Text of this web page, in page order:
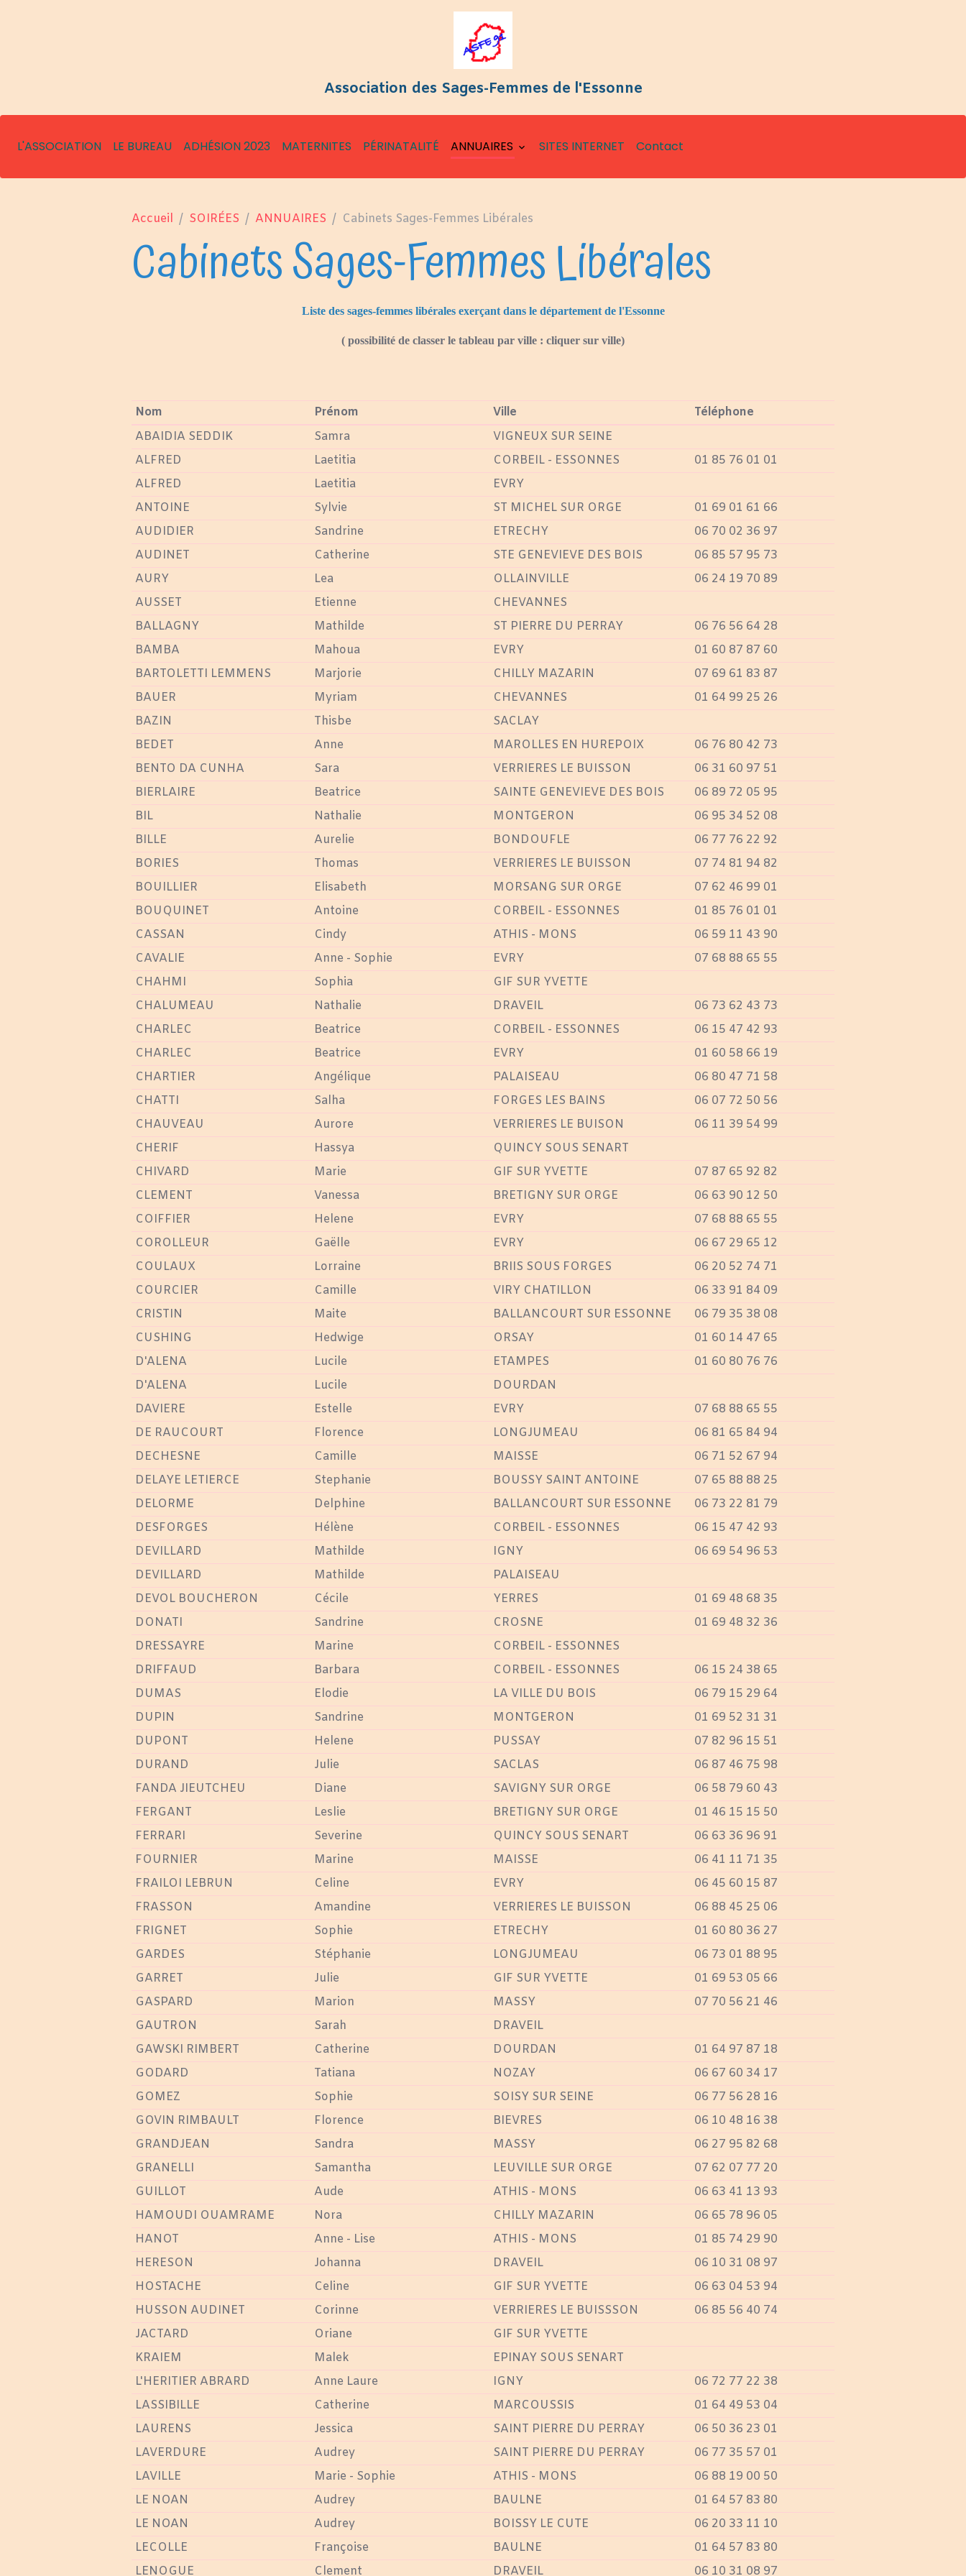
Association des Sages-Femmes de l'Essonne
L'ASSOCIATION LE BUREAU ADHÉSION 2023 MATERNITES PÉRINATALITÉ ANNUAIRES SITES INTERNET Contact
Accueil SOIRÉES ANNUAIRES Cabinets Sages-Femmes Libérales
Cabinets Sages-Femmes Libérales
Liste des sages-femmes libérales exerçant dans le département de l'Essonne
( possibilité de classer le tableau par ville : cliquer sur ville)
Nom Prénom Ville
Téléphone
ABAIDIA SEDDIK
Samra
VIGNEUX SUR SEINE
ALFRED
Laetitia CORBEIL - ESSONNES
01 85 76 01 01
ALFRED
Laetitia
EVRY
ANTOINE
Sylvie ST MICHEL SUR ORGE
01 69 01 61 66
AUDIDIER
Sandrine ETRECHY
06 70 02 36 97
AUDINET
Catherine STE GENEVIEVE DES BOIS
06 85 57 95 73
AURY
Lea OLLAINVILLE
06 24 19 70 89
AUSSET
Etienne
CHEVANNES
BALLAGNY
Mathilde ST PIERRE DU PERRAY
06 76 56 64 28
BAMBA
Mahoua EVRY
01 60 87 87 60
BARTOLETTI LEMMENS
Marjorie CHILLY MAZARIN
07 69 61 83 87
BAUER
Myriam CHEVANNES
01 64 99 25 26
BAZIN
Thisbe
SACLAY
BEDET
Anne MAROLLES EN HUREPOIX
06 76 80 42 73
BENTO DA CUNHA
Sara VERRIERES LE BUISSON
06 31 60 97 51
BIERLAIRE
Beatrice SAINTE GENEVIEVE DES BOIS
06 89 72 05 95
BIL
Nathalie MONTGERON
06 95 34 52 08
BILLE
Aurelie BONDOUFLE
06 77 76 22 92
BORIES
Thomas VERRIERES LE BUISSON
07 74 81 94 82
BOUILLIER
Elisabeth MORSANG SUR ORGE
07 62 46 99 01
BOUQUINET
Antoine CORBEIL - ESSONNES
01 85 76 01 01
CASSAN
Cindy ATHIS - MONS
06 59 11 43 90
CAVALIE
Anne - Sophie EVRY
07 68 88 65 55
CHAHMI
Sophia
GIF SUR YVETTE
CHALUMEAU
Nathalie DRAVEIL
06 73 62 43 73
CHARLEC
Beatrice CORBEIL - ESSONNES
06 15 47 42 93
CHARLEC
Beatrice EVRY
01 60 58 66 19
CHARTIER
Angélique PALAISEAU
06 80 47 71 58
CHATTI
Salha FORGES LES BAINS
06 07 72 50 56
CHAUVEAU
Aurore VERRIERES LE BUISON
06 11 39 54 99
CHERIF
Hassya
QUINCY SOUS SENART
CHIVARD
Marie GIF SUR YVETTE
07 87 65 92 82
CLEMENT
Vanessa BRETIGNY SUR ORGE
06 63 90 12 50
COIFFIER
Helene EVRY
07 68 88 65 55
COROLLEUR
Gaëlle EVRY
06 67 29 65 12
COULAUX
Lorraine BRIIS SOUS FORGES
06 20 52 74 71
COURCIER
Camille VIRY CHATILLON
06 33 91 84 09
CRISTIN
Maite BALLANCOURT SUR ESSONNE
06 79 35 38 08
CUSHING
Hedwige ORSAY
01 60 14 47 65
D'ALENA
Lucile ETAMPES
01 60 80 76 76
D'ALENA
Lucile
DOURDAN
DAVIERE
Estelle EVRY
07 68 88 65 55
DE RAUCOURT
Florence LONGJUMEAU
06 81 65 84 94
DECHESNE
Camille MAISSE
06 71 52 67 94
DELAYE LETIERCE
Stephanie BOUSSY SAINT ANTOINE
07 65 88 88 25
DELORME
Delphine BALLANCOURT SUR ESSONNE
06 73 22 81 79
DESFORGES
Hélène CORBEIL - ESSONNES
06 15 47 42 93
DEVILLARD
Mathilde IGNY
06 69 54 96 53
DEVILLARD
Mathilde
PALAISEAU
DEVOL BOUCHERON
Cécile YERRES
01 69 48 68 35
DONATI
Sandrine CROSNE
01 69 48 32 36
DRESSAYRE
Marine
CORBEIL - ESSONNES
DRIFFAUD
Barbara CORBEIL - ESSONNES
06 15 24 38 65
DUMAS
Elodie LA VILLE DU BOIS
06 79 15 29 64
DUPIN
Sandrine MONTGERON
01 69 52 31 31
DUPONT
Helene PUSSAY
07 82 96 15 51
DURAND
Julie SACLAS
06 87 46 75 98
FANDA JIEUTCHEU
Diane SAVIGNY SUR ORGE
06 58 79 60 43
FERGANT
Leslie BRETIGNY SUR ORGE
01 46 15 15 50
FERRARI
Severine QUINCY SOUS SENART
06 63 36 96 91
FOURNIER
Marine MAISSE
06 41 11 71 35
FRAILOI LEBRUN
Celine EVRY
06 45 60 15 87
FRASSON
Amandine VERRIERES LE BUISSON
06 88 45 25 06
FRIGNET
Sophie ETRECHY
01 60 80 36 27
GARDES
Stéphanie LONGJUMEAU
06 73 01 88 95
GARRET
Julie GIF SUR YVETTE
01 69 53 05 66
GASPARD
Marion MASSY
07 70 56 21 46
GAUTRON
Sarah
DRAVEIL
GAWSKI RIMBERT
Catherine DOURDAN
01 64 97 87 18
GODARD
Tatiana NOZAY
06 67 60 34 17
GOMEZ
Sophie SOISY SUR SEINE
06 77 56 28 16
GOVIN RIMBAULT
Florence BIEVRES
06 10 48 16 38
GRANDJEAN
Sandra MASSY
06 27 95 82 68
GRANELLI
Samantha LEUVILLE SUR ORGE
07 62 07 77 20
GUILLOT
Aude ATHIS - MONS
06 63 41 13 93
HAMOUDI OUAMRAME
Nora CHILLY MAZARIN
06 65 78 96 05
HANOT
Anne - Lise ATHIS - MONS
01 85 74 29 90
HERESON
Johanna DRAVEIL
06 10 31 08 97
HOSTACHE
Celine GIF SUR YVETTE
06 63 04 53 94
HUSSON AUDINET
Corinne VERRIERES LE BUISSSON
06 85 56 40 74
JACTARD
Oriane
GIF SUR YVETTE
KRAIEM
Malek
EPINAY SOUS SENART
L'HERITIER ABRARD
Anne Laure IGNY
06 72 77 22 38
LASSIBILLE
Catherine MARCOUSSIS
01 64 49 53 04
LAURENS
Jessica SAINT PIERRE DU PERRAY
06 50 36 23 01
LAVERDURE
Audrey SAINT PIERRE DU PERRAY
06 77 35 57 01
LAVILLE
Marie - Sophie ATHIS - MONS
06 88 19 00 50
LE NOAN
Audrey BAULNE
01 64 57 83 80
LE NOAN
Audrey BOISSY LE CUTE
06 20 33 11 10
LECOLLE
Françoise BAULNE
01 64 57 83 80
LENOGUE
Clement DRAVEIL 06 10 31 08 97